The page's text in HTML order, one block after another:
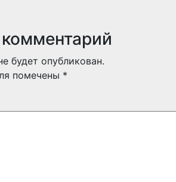
будет опубликован.
помечены *